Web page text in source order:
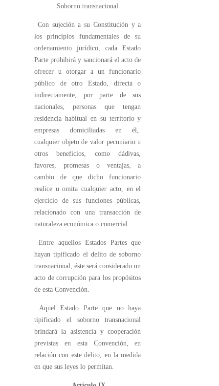
Soborno transnacional
Con sujeción a su Constitución y a
los principios fundamentales de su
ordenamiento jurídico, cada Estado
Parte prohibirá y sancionará el acto de
ofrecer u otorgar a un funcionario
público de otro Estado, directa o
indirectamente, por parte de sus
nacionales, personas que tengan
residencia habitual en su territorio y
empresas domiciliadas en él,
cualquier objeto de valor pecuniario u
otros beneficios, como dádivas,
favores, promesas o ventajas, a
cambio de que dicho funcionario
realice u omita cualquier acto, en el
ejercicio de sus funciones públicas,
relacionado con una transacción de
naturaleza económica o comercial.
Entre aquellos Estados Partes que
hayan tipificado el delito de soborno
transnacional, éste será considerado un
acto de corrupción para los propósitos
de esta Convención.
Aquel Estado Parte que no haya
tipificado el soborno transnacional
brindará la asistencia y cooperación
previstas en esta Convención, en
relación con este delito, en la medida
en que sus leyes lo permitan.